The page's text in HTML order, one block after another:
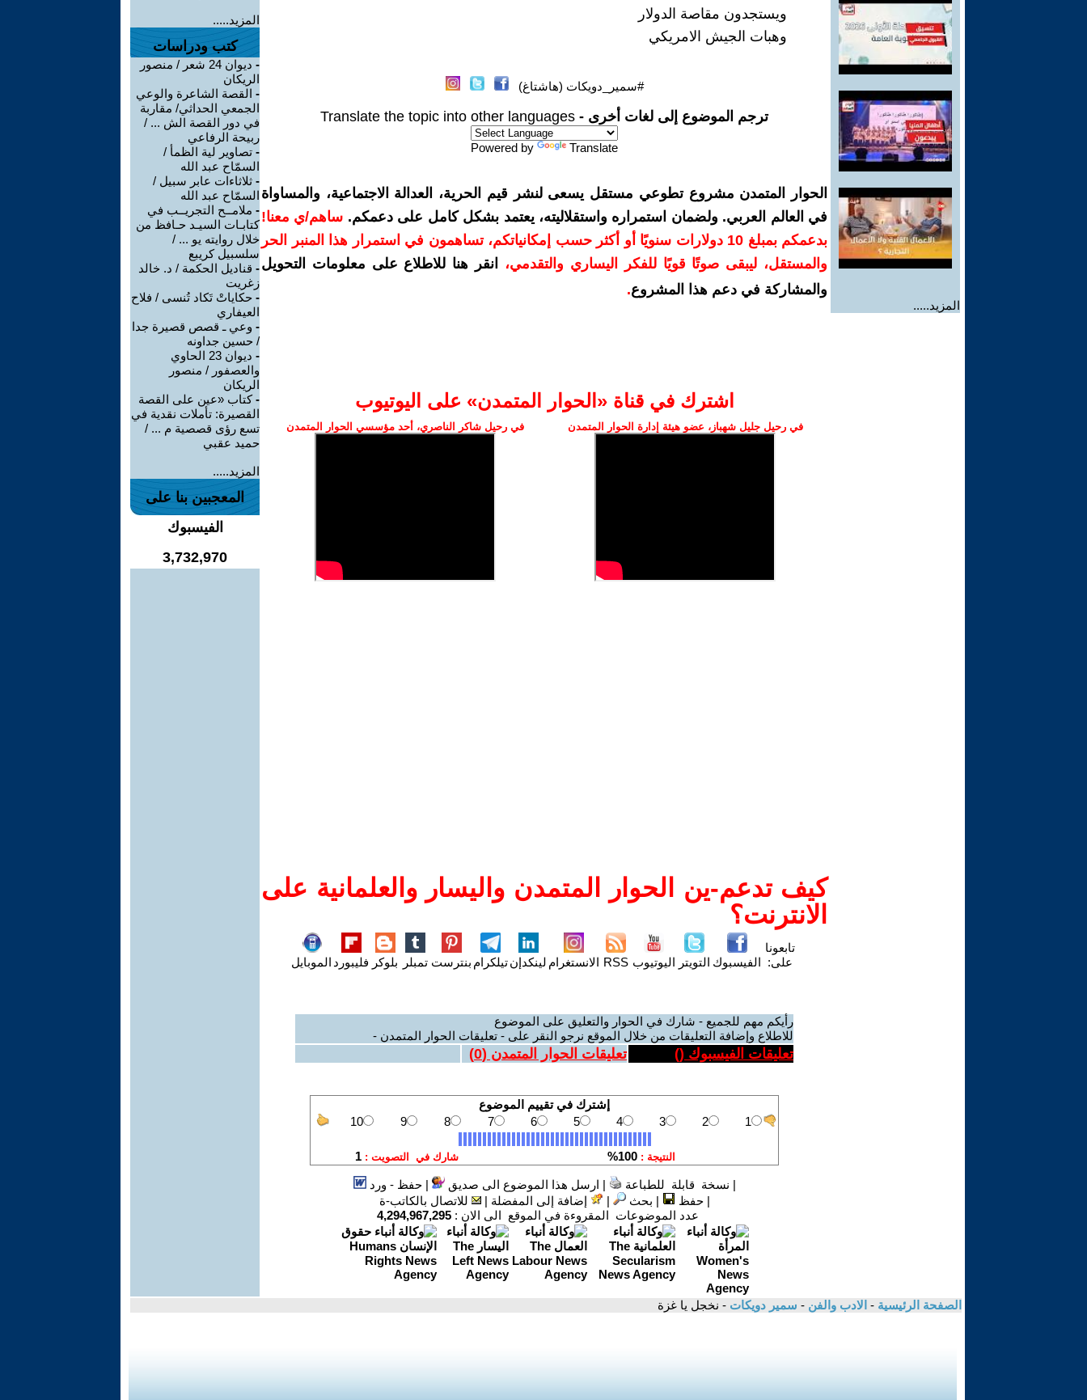
المزيد.....
ويستجدون مقاصة الدولار
وهبات الجيش الامريكي
#سمير_دويكات (هاشتاغ)
ترجم الموضوع إلى لغات أخرى - Translate the topic into other languages
Powered by Translate
الحوار المتمدن مشروع تطوعي مستقل يسعى لنشر قيم الحرية، العدالة الاجتماعية، والمساواة
في العالم العربي. ولضمان استمراره واستقلاليته، يعتمد بشكل كامل على دعمكم. ساهم/ي معنا!
بدعمكم بمبلغ 10 دولارات سنويًا أو أكثر حسب إمكانياتكم، تساهمون في استمرار هذا المنبر الحر
والمستقل، ليبقى صوتًا قويًا للفكر اليساري والتقدمي،
انقر هنا للاطلاع على معلومات التحويل
والمشاركة في دعم هذا المشروع.
اشترك في قناة ‫«الحوار المتمدن» على اليوتيوب
في رحيل جليل شهباز، عضو هيئة إدارة الحوار المتمدن في رحيل شاكر الناصري، أحد مؤسسي الحوار المتمدن
كيف تدعم-ين الحوار المتمدن واليسار والعلمانية على
الانترنت؟
تابعونا
على: الفيسبوك التويتر اليوتيوب RSS الانستغرام لينكدإنتيلكرام بنترست تمبلر بلوكر فليبورد الموبايل
رأيكم مهم للجميع - شارك في الحوار والتعليق على الموضوع
للاطلاع وإضافة التعليقات من خلال الموقع نرجو النقر على - تعليقات الحوار المتمدن -
تعليقات الفيسبوك () تعليقات الحوار المتمدن (0
)
| نسخة قابلة للطباعة | ارسل هذا الموضوع الى صديق |حفظ - ورد
|حفظ | بحث | إضافة إلى المفضلة |
للاتصال بالكاتب-ة
عدد الموضوعات المقروءة في الموقع الى الان : 4,294,967,295
المزيد.....
كتب ودراسات
-
ديوان 24 شعر / منصور
الريكان
- القصة الشاعرة والوعي
الجمعي الحداثي/ مقاربة
في دور القصة الش ... /
ربيحة الرفاعي
- تصاوير لية الظمأ /
السمّاح عبد الله
- ثلاثاءات عابر سبيل /
السمّاح عبد الله
- ملامــح التجريــب في
كتابـات السيـد حـافظ من
خلال روايته يو ... /
سلسبيل كريبع
- قناديل الحكمة / د. خالد
زغريت
- حكاياتْ تَكاد تُنسى / فلاح
العيفاري
- وعي ـ قصص قصيرة جدا
/ حسين جداونه
-
ديوان 23 الحاوي
والعصفور / منصور
الريكان
-كتاب «عين على القصة
القصيرة: تأملات نقدية في
تسع رؤى قصصية م ... /
حميد عقبي
المزيد.....
المعجبين بنا على
الفيسبوك
3,732,970
الصفحة الرئيسية - الادب والفن - سمير دويكات - نخجل يا غزة